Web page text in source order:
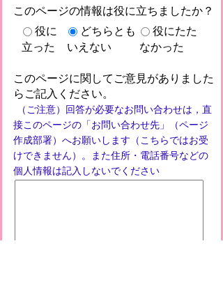
このページの情報は役に立ちましたか？
役に
立った
どちらとも
いえない
役にたた
なかった
このページに関してご意見がありました
らご記入ください。
（ご注意）回答が必要なお問い合わせは，直
接このページの「お問い合わせ先」（ページ
作成部署）へお願いします（こちらではお受
けできません）。また住所・電話番号などの
個人情報は記入しないでください